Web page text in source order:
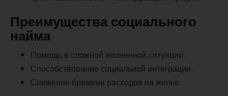
Преимущества социального
найма
Помощь в сложной жизненной ситуации.
Способствование социальной интеграции.
Снижение бремени расходов на жилье.